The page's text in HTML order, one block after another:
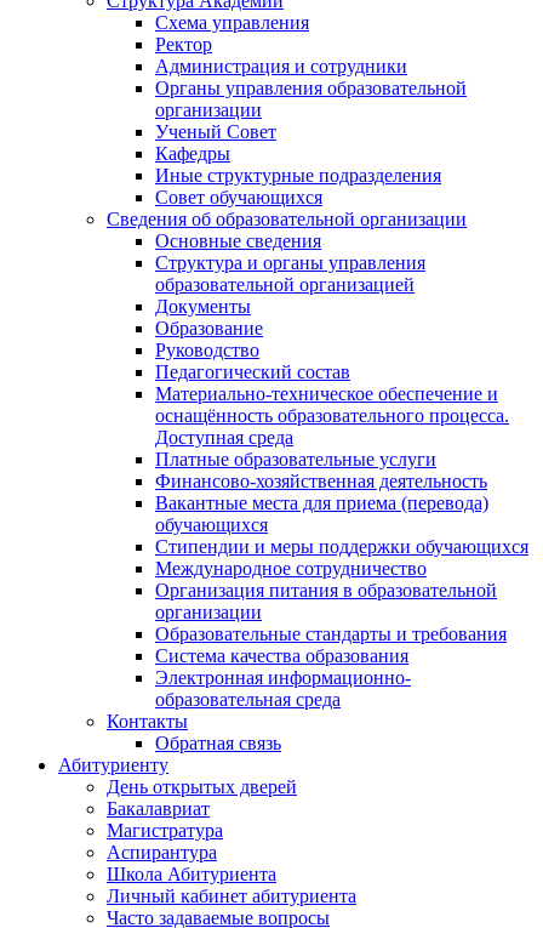
Схема управления
Ректор
Администрация и сотрудники
Органы управления образовательной
организации
Ученый Совет
Кафедры
Иные структурные подразделения
Совет обучающихся
Сведения об образовательной организации
Основные сведения
Структура и органы управления
образовательной организацией
Документы
Образование
Руководство
Педагогический состав
Материально-техническое обеспечение и
оснащённость образовательного процесса.
Доступная среда
Платные образовательные услуги
Финансово-хозяйственная деятельность
Вакантные места для приема (перевода)
обучающихся
Стипендии и меры поддержки обучающихся
Международное сотрудничество
Организация питания в образовательной
организации
Образовательные стандарты и требования
Система качества образования
Электронная информационно-
образовательная среда
Контакты
Обратная связь
Абитуриенту
День открытых дверей
Бакалавриат
Магистратура
Аспирантура
Школа Абитуриента
Личный кабинет абитуриента
Часто задаваемые вопросы